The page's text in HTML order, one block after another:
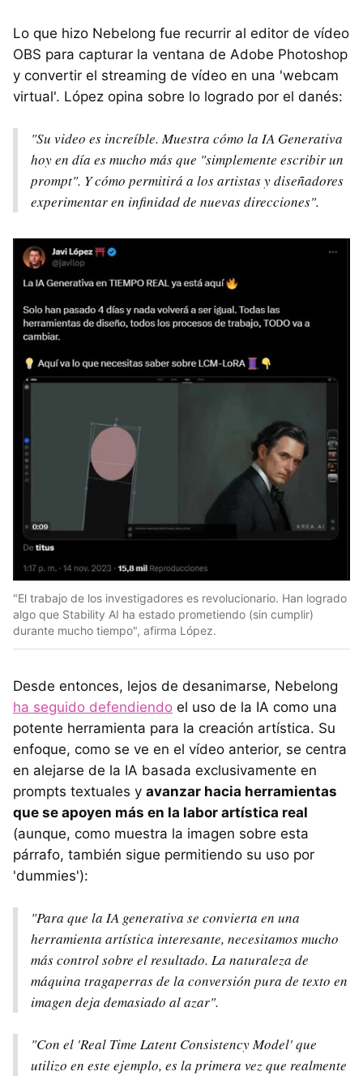
Lo que hizo Nebelong fue recurrir al editor de vídeo
OBS para capturar la ventana de Adobe Photoshop
y convertir el streaming de vídeo en una 'webcam
virtual'. López opina sobre lo logrado por el danés:
"Su video es increíble. Muestra cómo la IA Generativa
hoy en día es mucho más que "simplemente escribir un
prompt". Y cómo permitirá a los artistas y diseñadores
experimentar en infinidad de nuevas direcciones".
"El trabajo de los investigadores es revolucionario. Han logrado
algo que Stability AI ha estado prometiendo (sin cumplir)
durante mucho tiempo", afirma López.
Desde entonces, lejos de desanimarse, Nebelong
ha seguido defendiendo el uso de la IA como una
potente herramienta para la creación artística. Su
enfoque, como se ve en el vídeo anterior, se centra
en alejarse de la IA basada exclusivamente en
prompts textuales y avanzar hacia herramientas
que se apoyen más en la labor artística real
(aunque, como muestra la imagen sobre esta
párrafo, también sigue permitiendo su uso por
'dummies'):
"Para que la IA generativa se convierta en una
herramienta artística interesante, necesitamos mucho
más control sobre el resultado. La naturaleza de
máquina tragaperras de la conversión pura de texto en
imagen deja demasiado al azar".
"Con el 'Real Time Latent Consistency Model' que
utilizo en este ejemplo, es la primera vez que realmente